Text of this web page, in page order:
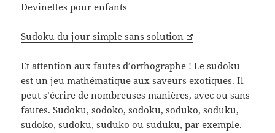
Devinettes pour enfants
Sudoku du jour simple sans solution
Et attention aux fautes d’orthographe ! Le sudoku
est un jeu mathématique aux saveurs exotiques. Il
peut s’écrire de nombreuses manières, avec ou sans
fautes. Sudoku, sodoko, sodoku, soduko, soduku,
sudoko, sudoku, suduko ou suduku, par exemple.